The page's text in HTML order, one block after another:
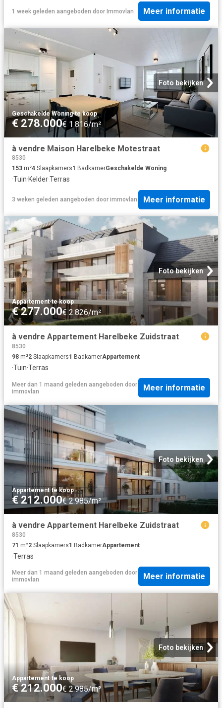
1 week geleden aangeboden door Immovlan Meer informatie
Foto bekijken
Geschakelde Woning·te koop
€ 278.000€ 1.816/m²
à vendre Maison Harelbeke Motestraat
8530
153 m²4 Slaapkamers1 BadkamerGeschakelde Woning
·Tuin·Kelder·Terras
3 weken geleden aangeboden door immovlan Meer informatie
Foto bekijken
Appartement·te koop
€ 277.000€ 2.826/m²
à vendre Appartement Harelbeke Zuidstraat
8530
98 m²2 Slaapkamers1 BadkamerAppartement
·Tuin·Terras
Meer dan 1 maand geleden aangeboden door
immovlan
Meer informatie
Foto bekijken
Appartement·te koop
€ 212.000€ 2.985/m²
à vendre Appartement Harelbeke Zuidstraat
8530
71 m²2 Slaapkamers1 BadkamerAppartement
·Terras
Meer dan 1 maand geleden aangeboden door
immovlan
Meer informatie
Foto bekijken
Appartement·te koop
€ 212.000€ 2.985/m²